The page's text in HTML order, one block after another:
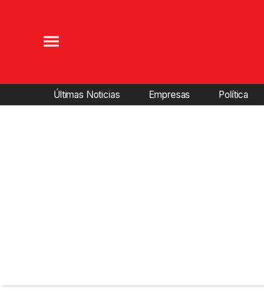
Últimas Noticias Empresas Política